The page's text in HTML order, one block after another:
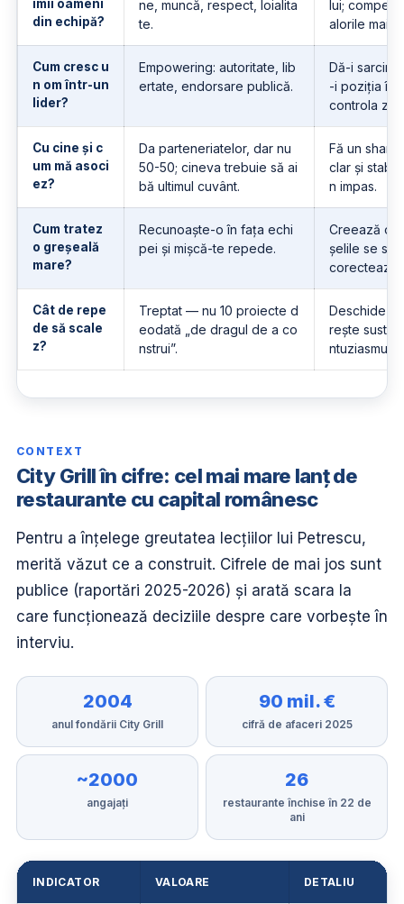
imii oameni
din echipă?
ne, muncă, respect, loialita
te.
lui;
alorile mai
Cum cresc u
n om într-un
lider?
Empowering: autoritate, lib
ertate, endorsare publică.
Dă-i
-i poziția în
controla
Cu cine și c
um mă asoci
ez?
Da parteneriatelor, dar nu
50-50; cineva trebuie să ai
bă ultimul cuvânt.
Fă un
clar și
n impas.
Cum tratez
o greșeală
mare?
Recunoaște-o în fața echi
pei și mișcă-te repede.
Creează o
șelile se
corectează
Cât de repe
de să scale
z?
Treptat — nu 10 proiecte d
eodată „de dragul de a co
nstrui”.
Deschide
rește
ntuziasmului.
CONTEXT
City Grill în cifre: cel mai mare lanț de
restaurante cu capital românesc
Pentru a înțelege greutatea lecțiilor lui Petrescu,
merită văzut ce a construit. Cifrele de mai jos sunt
publice (raportări 2025-2026) și arată scara la
care funcționează deciziile despre care vorbește în
interviu.
2004
anul fondării City Grill
90 mil. €
cifră de afaceri 2025
~2000
angajați
26
restaurante închise în 22 de
ani
INDICATOR VALOARE DETALIU